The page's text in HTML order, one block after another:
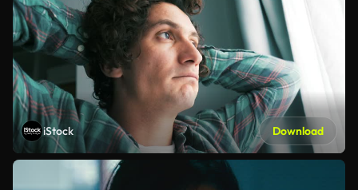
iStock Download